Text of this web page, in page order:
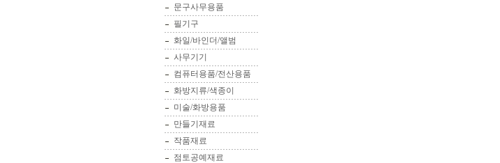
문구사무용품
필기구
화일/바인더/앨범
사무기기
컴퓨터용품/전산용품
화방지류/색종이
미술/화방용품
만들기재료
작품재료
점토공예재료